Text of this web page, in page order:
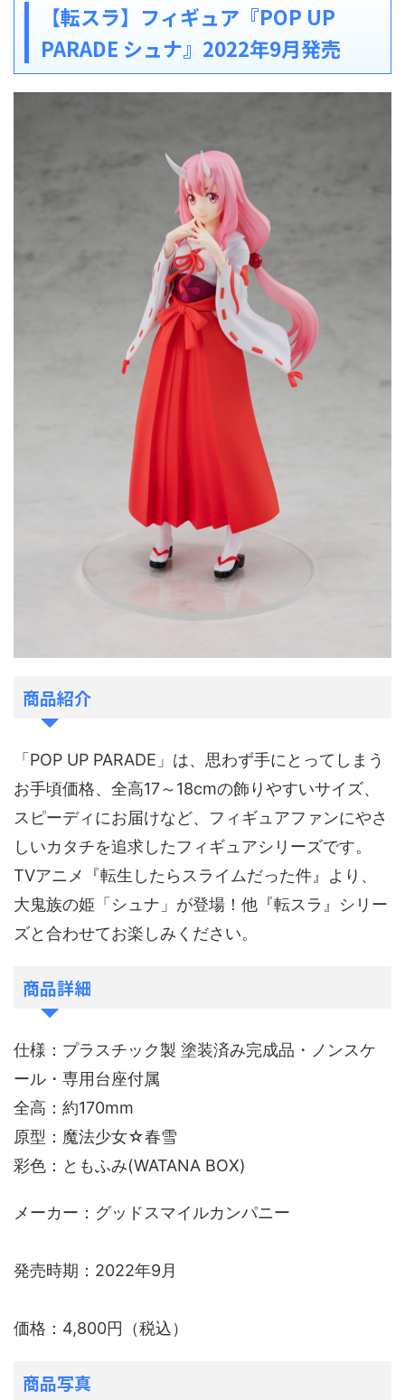
【転スラ】フィギュア『POP UP
PARADE シュナ』2022年9月発売
商品紹介
「POP UP PARADE」は、思わず手にとってしまう
お手頃価格、全高17～18cmの飾りやすいサイズ、
スピーディにお届けなど、フィギュアファンにやさ
しいカタチを追求したフィギュアシリーズです。
TVアニメ『転生したらスライムだった件』より、
大鬼族の姫「シュナ」が登場！他『転スラ』シリー
ズと合わせてお楽しみください。
商品詳細
仕様：プラスチック製 塗装済み完成品・ノンスケ
ール・専用台座付属
全高：約170mm
原型：魔法少女☆春雪
彩色：ともふみ(WATANA BOX)
メーカー：グッドスマイルカンパニー
発売時期：2022年9月
価格：4,800円（税込）
商品写真